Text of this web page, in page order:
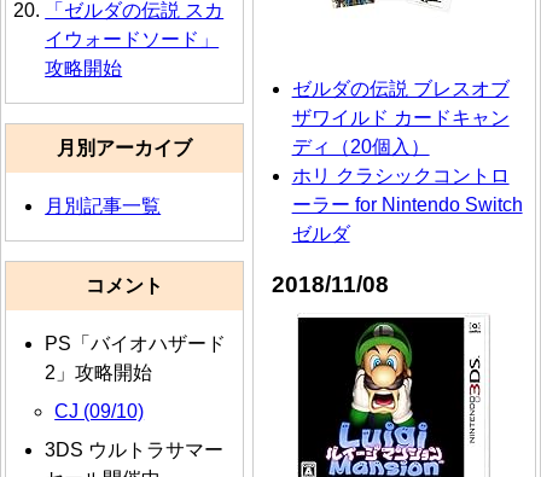
「ゼルダの伝説 スカ
イウォードソード」
攻略開始
月別アーカイブ
月別記事一覧
コメント
PS「バイオハザード
2」攻略開始
CJ (09/10)
3DS ウルトラサマー
ゼルダの伝説 ブレスオブ
ザワイルド カードキャン
ディ（20個入）
ホリ クラシックコントロ
ーラー for Nintendo Switch
ゼルダ
2018/11/08